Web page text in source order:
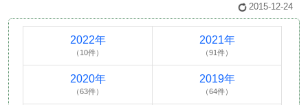
2015-12-24
2022年
（10件）
2021年
（91件）
2020年
（63件）
2019年
（64件）